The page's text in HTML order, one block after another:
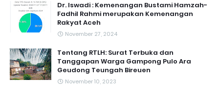
Dr. Iswadi : Kemenangan Bustami Hamzah-
Fadhil Rahmi merupakan Kemenangan
Rakyat Aceh
November 27, 2024
Tentang RTLH: Surat Terbuka dan
Tanggapan Warga Gampong Pulo Ara
Geudong Teungah Bireuen
November 10, 2023